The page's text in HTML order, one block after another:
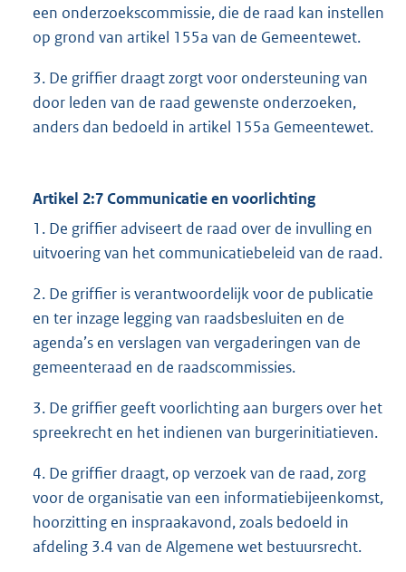
een onderzoekscommissie, die de raad kan instellen
op grond van artikel 155a van de Gemeentewet.
3. De griffier draagt zorgt voor ondersteuning van
door leden van de raad gewenste onderzoeken,
anders dan bedoeld in artikel 155a Gemeentewet.
Artikel 2:7 Communicatie en voorlichting
1. De griffier adviseert de raad over de invulling en
uitvoering van het communicatiebeleid van de raad.
2. De griffier is verantwoordelijk voor de publicatie
en ter inzage legging van raadsbesluiten en de
agenda’s en verslagen van vergaderingen van de
gemeenteraad en de raadscommissies.
3. De griffier geeft voorlichting aan burgers over het
spreekrecht en het indienen van burgerinitiatieven.
4. De griffier draagt, op verzoek van de raad, zorg
voor de organisatie van een informatiebijeenkomst,
hoorzitting en inspraakavond, zoals bedoeld in
afdeling 3.4 van de Algemene wet bestuursrecht.